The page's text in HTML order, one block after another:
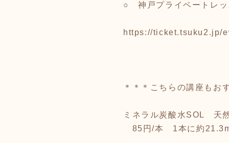
○ 神戸プライベートレ
https://ticket.tsuku2.jp/
＊＊＊こちらの講座もお
ミネラル炭酸水SOL 天
85円/本 1本に約